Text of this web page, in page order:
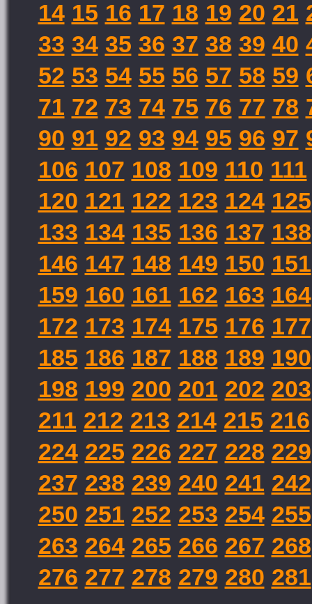
14 15 16 17 18 19 20 21
33 34 35 36 37 38 39 40
52 53 54 55 56 57 58 59
71 72 73 74 75 76 77 78
90 91 92 93 94 95 96 97
106 107 108 109 110 111
120 121 122 123 124 125
133 134 135 136 137 138
146 147 148 149 150 151
159 160 161 162 163 164
172 173 174 175 176 177
185 186 187 188 189 190
198 199 200 201 202 203
211 212 213 214 215 216
224 225 226 227 228 229
237 238 239 240 241 242
250 251 252 253 254 255
263 264 265 266 267 268
276 277 278 279 280 281